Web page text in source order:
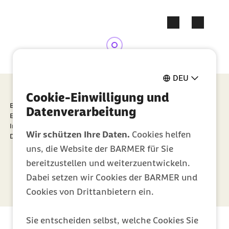
DEU
Cookie-Einwilligung und
Datenverarbeitung
Wir schützen Ihre Daten. Cookies helfen
uns, die Website der BARMER für Sie
bereitzustellen und weiterzuentwickeln.
Dabei setzen wir Cookies der BARMER und
Cookies von Drittanbietern ein.
Sie entscheiden selbst, welche Cookies Sie
Barriere melden
Erklärung zur Barrierefreiheit
Impressum
Datenschutz